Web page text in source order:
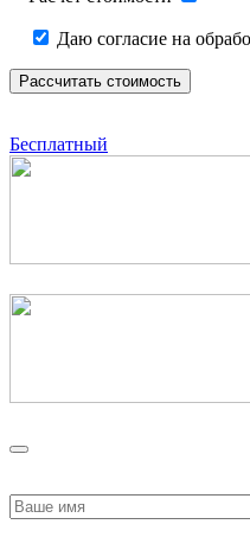
Даю согласие на
Бесплатный
leave